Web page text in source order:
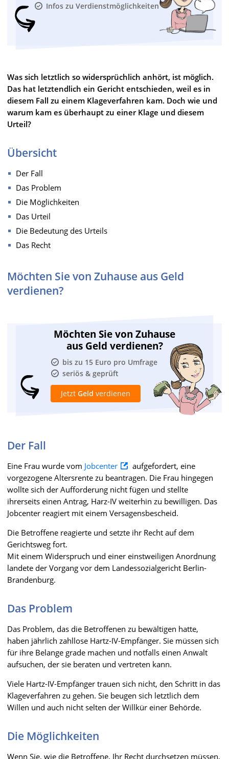
Infos zu Verdienstmöglichkeiten
Was sich letztlich so widersprüchlich anhört, ist möglich.
Das hat letztendlich ein Gericht entschieden, weil es in
diesem Fall zu einem Klageverfahren kam. Doch wie und
warum kam es überhaupt zu einer Klage und diesem
Urteil?
Übersicht
Der Fall
Das Problem
Die Möglichkeiten
Das Urteil
Die Bedeutung des Urteils
Das Recht
Möchten Sie von Zuhause aus Geld
verdienen?
Möchten Sie von Zuhause
aus Geld verdienen?
bis zu 15 Euro pro Umfrage
seriös & geprüft
Jetzt Geld verdienen
Der Fall
Eine Frau wurde vom Jobcenter
aufgefordert, eine
vorgezogene Altersrente zu beantragen. Die Frau hingegen
wollte sich der Aufforderung nicht fügen und stellte
ihrerseits einen Antrag, Harz-IV weiterhin zu bewilligen. Das
Jobcenter reagiert mit einem Versagensbescheid.
Die Betroffene reagierte und setzte ihr Recht auf dem
Gerichtsweg fort.
Mit einem Widerspruch und einer einstweiligen Anordnung
landete der Vorgang vor dem Landessozialgericht Berlin-
Brandenburg.
Das Problem
Das Problem, das die Betroffenen zu bewältigen hatte,
haben jährlich zahllose Hartz-IV-Empfänger. Sie müssen sich
für ihre Belange grade machen und notfalls einen Anwalt
aufsuchen, der sie beraten und vertreten kann.
Viele Hartz-IV-Empfänger trauen sich nicht, den Schritt in das
Klageverfahren zu gehen. Sie beugen sich letztlich dem
Willen und auch nicht selten der Willkür einer Behörde.
Die Möglichkeiten
Wenn Sie, wie die Betroffene, Ihr Recht durchsetzen müssen,